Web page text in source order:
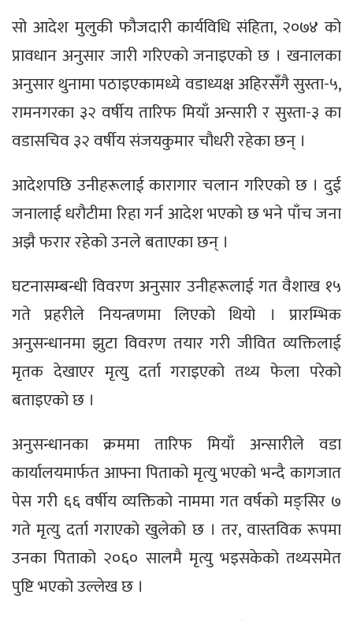
सो आदेश मुलुकी फौजदारी कार्यविधि संहिता, २०७४ को
प्रावधान अनुसार जारी गरिएको जनाइएको छ । खनालका
अनुसार थुनामा पठाइएकामध्ये वडाध्यक्ष अहिरसँगै सुस्ता-५,
रामनगरका ३२ वर्षीय तारिफ मियाँ अन्सारी र सुस्ता-३ का
वडासचिव ३२ वर्षीय संजयकुमार चौधरी रहेका छन् ।
आदेशपछि उनीहरूलाई कारागार चलान गरिएको छ । दुई
जनालाई धरौटीमा रिहा गर्न आदेश भएको छ भने पाँच जना
अझै फरार रहेको उनले बताएका छन् ।
घटनासम्बन्धी विवरण अनुसार उनीहरूलाई गत वैशाख १५
गते प्रहरीले नियन्त्रणमा लिएको थियो । प्रारम्भिक
अनुसन्धानमा झुटा विवरण तयार गरी जीवित व्यक्तिलाई
मृतक देखाएर मृत्यु दर्ता गराइएको तथ्य फेला परेको
बताइएको छ ।
अनुसन्धानका क्रममा तारिफ मियाँ अन्सारीले वडा
कार्यालयमार्फत आफ्ना पिताको मृत्यु भएको भन्दै कागजात
पेस गरी ६६ वर्षीय व्यक्तिको नाममा गत वर्षको मङ्सिर ७
गते मृत्यु दर्ता गराएको खुलेको छ । तर, वास्तविक रूपमा
उनका पिताको २०६० सालमै मृत्यु भइसकेको तथ्यसमेत
पुष्टि भएको उल्लेख छ ।